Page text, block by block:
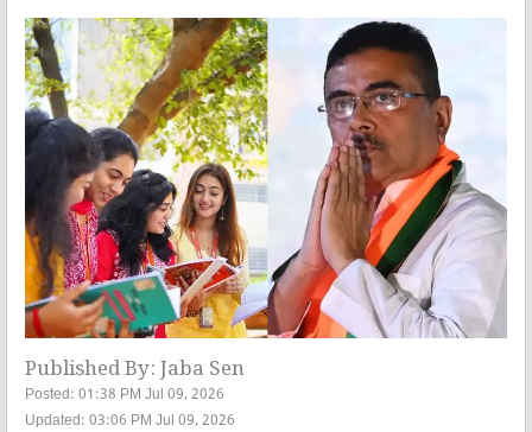
Published By: Jaba Sen
Posted: 01:38 PM Jul 09, 2026
Updated: 03:06 PM Jul 09, 2026